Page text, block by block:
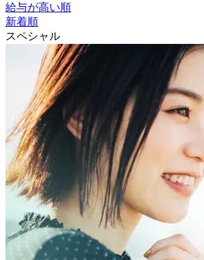
給与が高い順
新着順
スペシャル